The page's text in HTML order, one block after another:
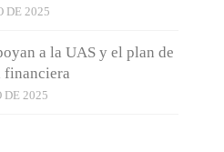
DE 2025
a la UAS y el plan de
financiera
DE 2025